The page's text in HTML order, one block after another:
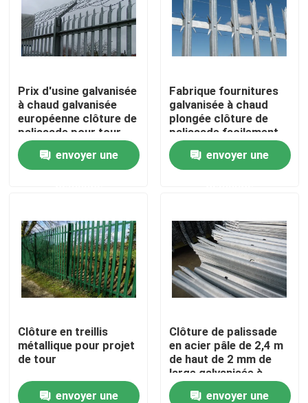
Maison
Produits
Exposition de VR
À propos de nous
Visite d'usine
Prix d'usine galvanisée
à chaud galvanisée
européenne clôture de
palissade pour tour
envoyer une
Fabrique fournitures
galvanisée à chaud
plongée clôture de
palissade facilement
assemblé pour la tour
d'acier envoyer une
Clôture en treillis
métallique pour projet
de tour
envoyer une
Clôture de palissade
en acier pâle de 2,4 m
de haut de 2 mm de
large galvanisée à
trois points
envoyer une